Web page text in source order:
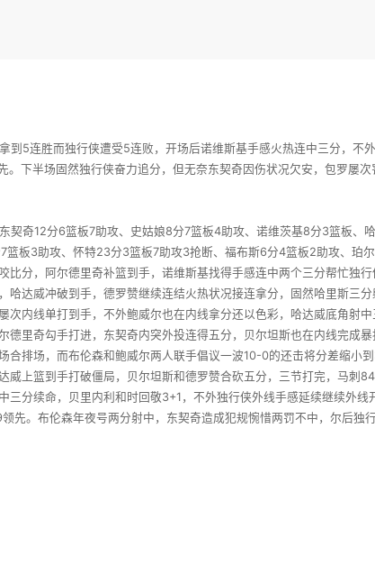
到5连胜而独行侠遭受5连败，开场后诺维斯基手感火热连中三分，不
下半场固然独行侠奋力追分，但无奈东契奇因伤状况欠安，包罗屡
奇12分6篮板7助攻、史姑娘8分7篮板4助攻、诺维茨基8分3篮板、
板3助攻、怀特23分3篮板7助攻3抢断、福布斯6分4篮板2助攻、珀
分，阿尔德里奇补篮到手，诺维斯基找得手感连中两个三分帮忙独
达威冲破到手，德罗赞继续连结火热状况接连拿分，固然哈里斯三
内线单打到手，不外鲍威尔也在内线拿分还以色彩，哈达威底角射
里奇勾手打进，东契奇内突外投连得五分，贝尔坦斯也在内线完成
排场，而布伦森和鲍威尔两人联手倡议一波10-0的还击将分差缩小
上篮到手打破僵局，贝尔坦斯和德罗赞合砍五分，三节打完，马刺
三分续命，贝里内利和时回敬3+1，不外独行侠外线手感延续继续外
。布伦森年夜号两分射中，东契奇造成犯规惋惜两罚不中，尔后独